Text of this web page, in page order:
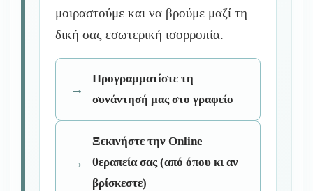
μοιραστούμε και να βρούμε μαζί τη
δική σας εσωτερική ισορροπία.
Προγραμματίστε τη
συνάντησή μας στο γραφείο
Ξεκινήστε την Online
θεραπεία σας (από όπου κι αν
βρίσκεστε)